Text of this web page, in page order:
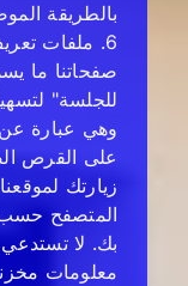
بالطريقة
6. ملفات
صفحاتنا ما
للجلسة"
وهي عبارة عن
على القرص
زيارتك
المتصفح حسب
بك. لا
معلومات